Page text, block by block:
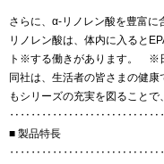
さらに、α-リノレン酸を豊富
リノレン酸は、体内に入ると
ト※する働きがあります。 ※
同社は、生活者の皆さまの健
もシリーズの充実を図ることで
■ 製品特長